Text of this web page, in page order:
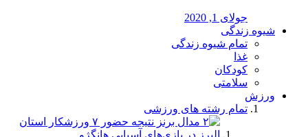
جولای 1, 2020
شیوه زندگی
تمام شیوه زندگی
غذا
کودکان
سلامتی
ورزش
تمام رشته های ورزشی